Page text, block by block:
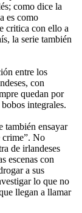
como dice la
es como
critica con ello a
la serie también
entre los
con
quedan por
integrales.
también ensayar
crime”. No
de irlandeses
escenas con
a sus
lo que no
llegan a llamar